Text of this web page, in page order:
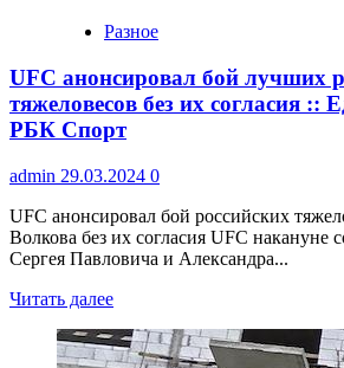
Разное
UFC анонсировал бой лучших
тяжеловесов без их согласия ::
РБК Спорт
admin 29.03.2024 0
UFC анонсировал бой российских
Волкова без их согласия UFC накануне
Сергея Павловича и Александра...
Читать далее